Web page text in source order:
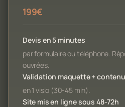
199€
Devis en 5 minutes
par formulaire ou téléphone.
ouvrées.
Validation maquette +
en 1 visio (30-45 min).
Site mis en ligne sous 48-72h